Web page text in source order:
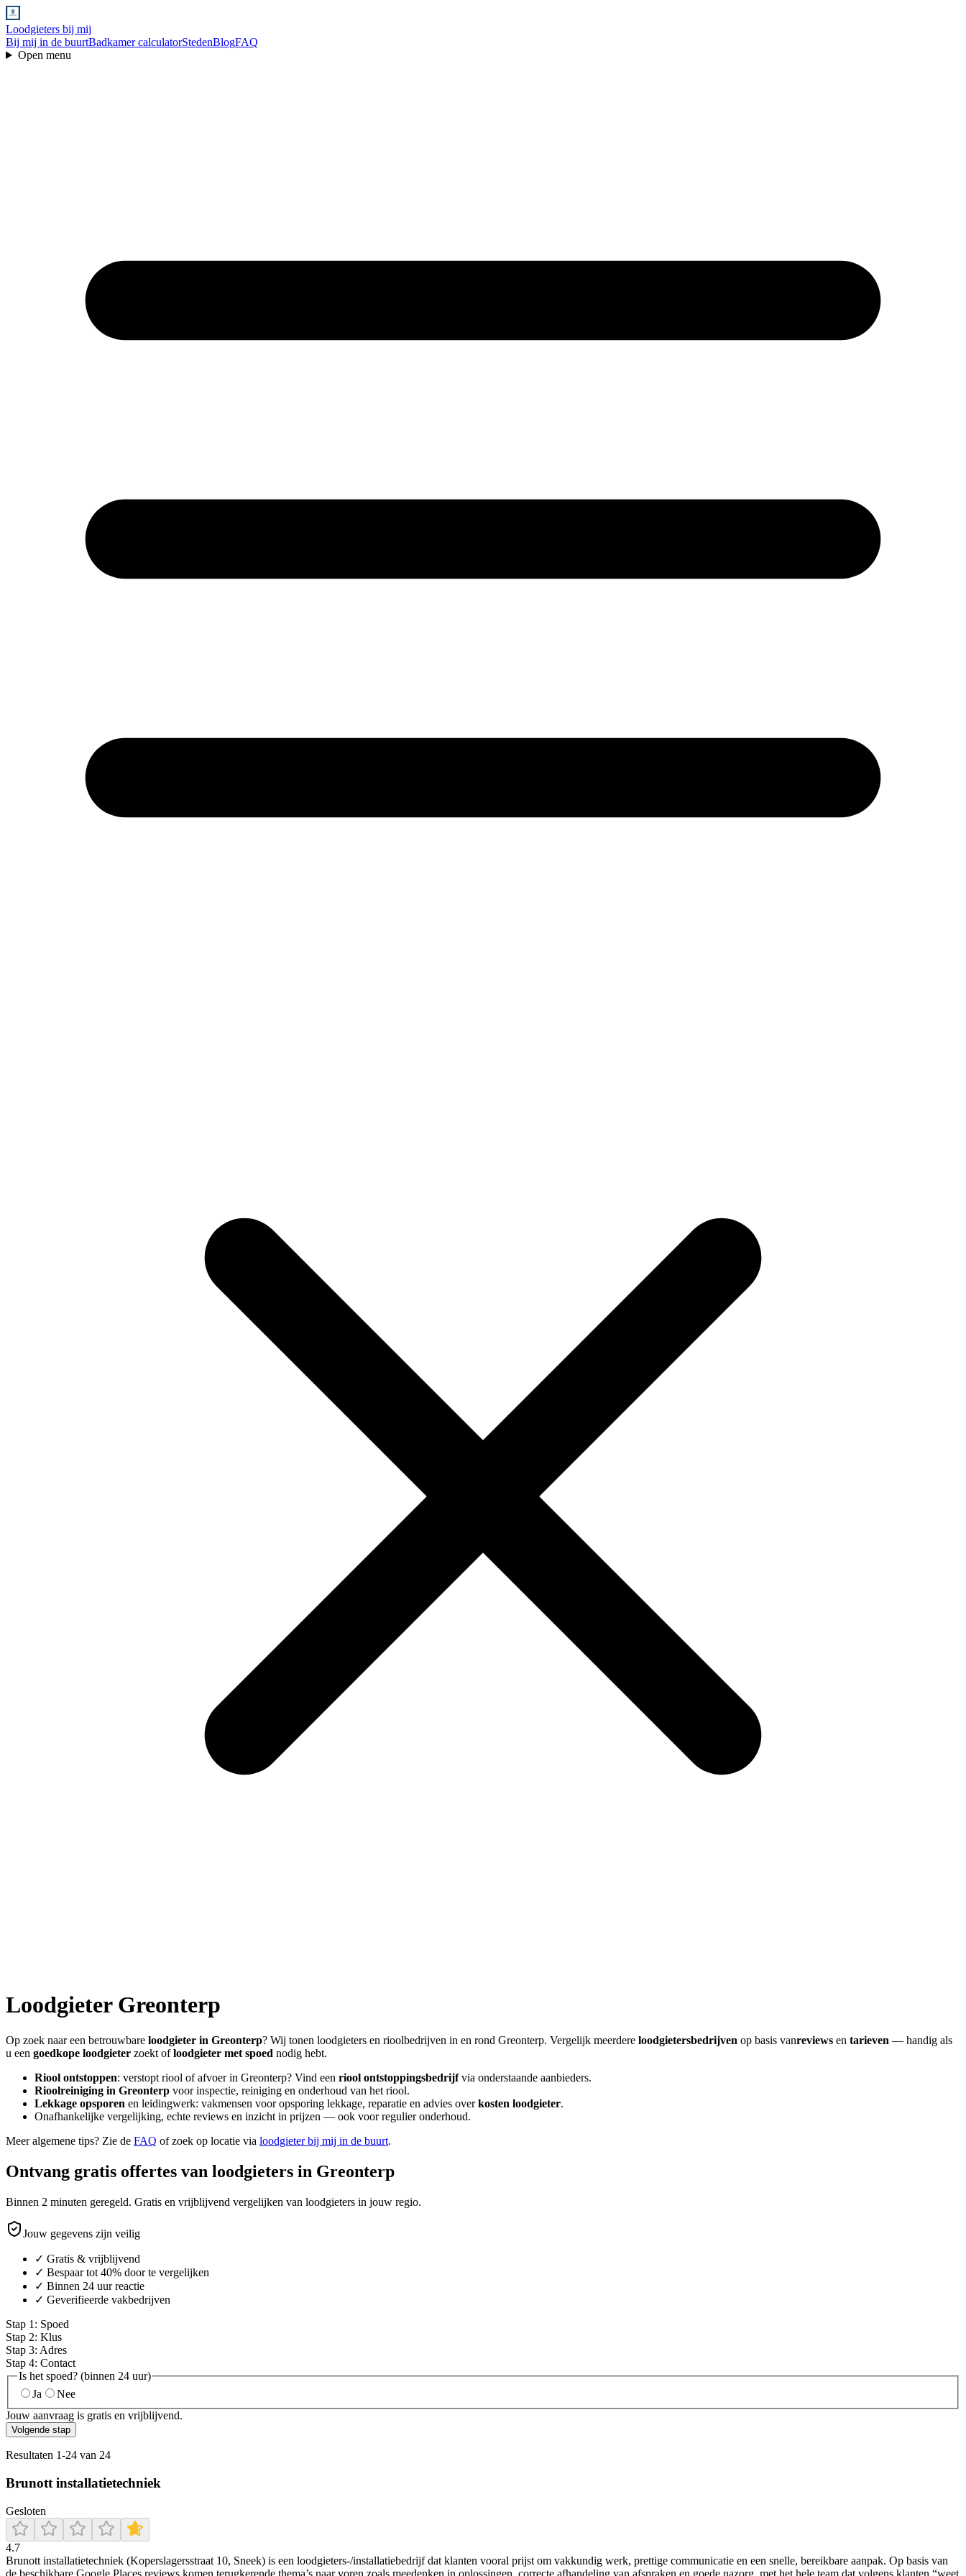
Loodgieters bij mij
Bij mij in de buurtBadkamer calculatorStedenBlogFAQ
Open menu
Loodgieter Greonterp
Op zoek naar een betrouwbare loodgieter in Greonterp? Wij tonen loodgieters en rioolbedrijven in en rond Greonterp. Vergelijk meerdere loodgietersbedrijven op basis vanreviews en tarieven — handig als
u een goedkope loodgieter zoekt ofloodgieter met spoed nodig hebt.
Riool ontstoppen: verstopt riool of afvoer in Greonterp? Vind een riool ontstoppingsbedrijfvia onderstaande aanbieders.
Rioolreiniging in Greonterp voor inspectie, reiniging en onderhoud van het riool.
Lekkage opsporen en leidingwerk: vakmensen voor opsporing lekkage, reparatie en advies overkosten loodgieter.
Onafhankelijke vergelijking, echte reviews en inzicht in prijzen — ook voor regulier onderhoud.
Meer algemene tips? Zie de FAQ of zoek op locatie via loodgieter bij mij in de buurt.
Ontvang gratis offertes van loodgieters in Greonterp
Binnen 2 minuten geregeld. Gratis en vrijblijvend vergelijken van loodgieters in jouw regio.
Jouw gegevens zijn veilig
✓ Gratis & vrijblijvend
✓ Bespaar tot 40% door te vergelijken
✓ Binnen 24 uur reactie
✓ Geverifieerde vakbedrijven
Stap 1 : Spoed
Stap 2: Klus
Stap 3: Adres
Stap 4: Contact
Is het spoed? (binnen 24 uur)
Ja
Nee
Jouw aanvraag is gratis en vrijblijvend.
Volgende stap
Resultaten 1-24 van 24
Brunott installatietechniek
Gesloten
4.7
Brunott installatietechniek (Koperslagersstraat 10, Sneek) is een loodgieters-/installatiebedrijf dat klanten vooral prijst om vakkundig werk, prettige communicatie en een snelle, bereikbare aanpak. Op basis van
de beschikbare Google Places reviews komen terugkerende thema’s naar voren zoals meedenken in oplossingen, correcte afhandeling van afspraken en goede nazorg, met het hele team dat volgens klanten “weet